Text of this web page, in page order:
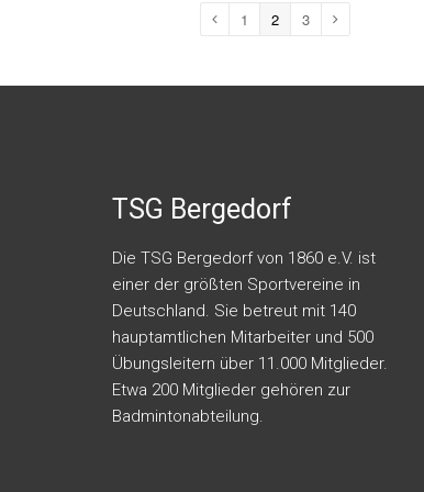
1 2 3
TSG Bergedorf
Die TSG Bergedorf von 1860 e.V. ist
einer der größten Sportvereine in
Deutschland. Sie betreut mit 140
hauptamtlichen Mitarbeiter und 500
Übungsleitern über 11.000 Mitglieder.
Etwa 200 Mitglieder gehören zur
Badmintonabteilung.